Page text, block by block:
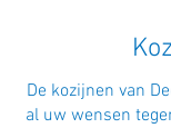
De kozijnen van
al uw wensen